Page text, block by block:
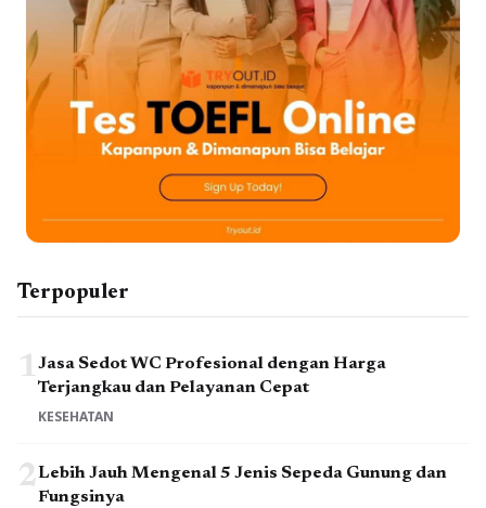
Terpopuler
1Jasa Sedot WC Profesional dengan Harga
Terjangkau dan Pelayanan Cepat
KESEHATAN
2Lebih Jauh Mengenal 5 Jenis Sepeda Gunung dan
Fungsinya